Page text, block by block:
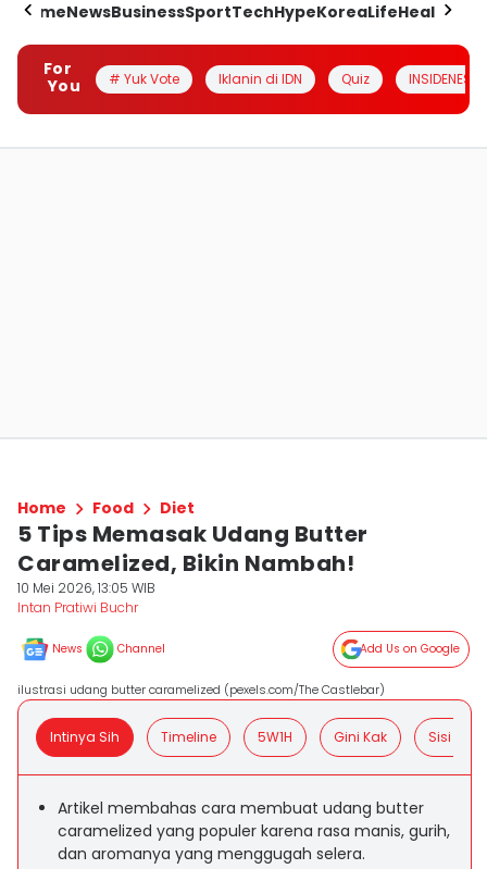
HomeNewsBusinessSportTechHypeKoreaLifeHealth
For
You
# Yuk Vote Iklanin di IDN Quiz INSIDENESIA
Home Food Diet
5 Tips Memasak Udang Butter
Caramelized, Bikin Nambah!
10 Mei 2026, 13:05 WIB
Intan Pratiwi Buchr
News Channel Add Us on Google
ilustrasi udang butter caramelized (pexels.com/The Castlebar)
Intinya Sih Timeline 5W1H Gini Kak Sisi
Artikel membahas cara membuat udang butter
caramelized yang populer karena rasa manis, gurih,
dan aromanya yang menggugah selera.